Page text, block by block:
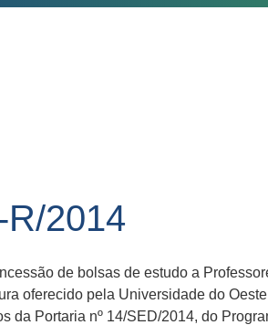
R/2014
de bolsas de estudo a
oferecido pela Universidade do
da Portaria nº 14/SED/2014, do